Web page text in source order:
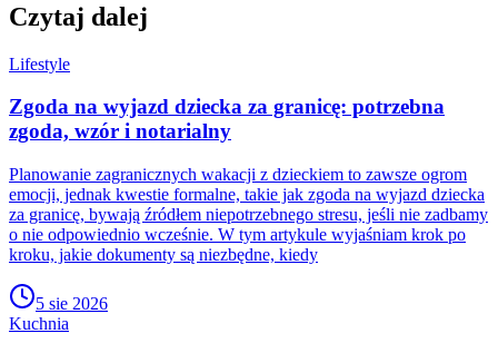
Czytaj dalej
Lifestyle
Zgoda na wyjazd dziecka za granicę: potrzebna
zgoda, wzór i notarialny
Planowanie zagranicznych wakacji z dzieckiem to zawsze ogrom
emocji, jednak kwestie formalne, takie jak zgoda na wyjazd dziecka
za granicę, bywają źródłem niepotrzebnego stresu, jeśli nie zadbamy
o nie odpowiednio wcześnie. W tym artykule wyjaśniam krok po
kroku, jakie dokumenty są niezbędne, kiedy
5 sie 2026
Kuchnia